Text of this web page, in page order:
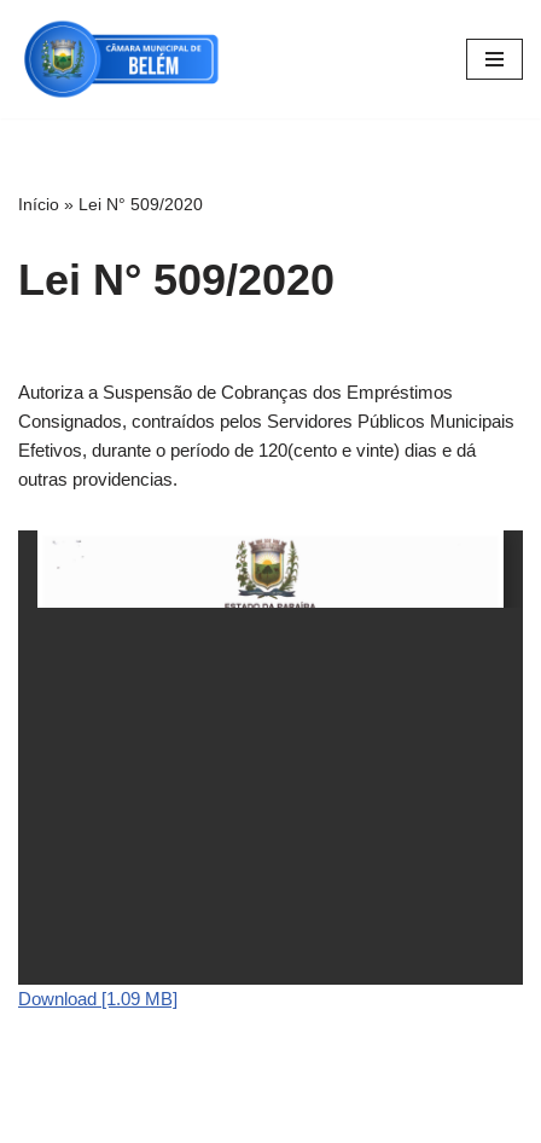
Pular
para
Início » Lei N° 509/2020
Lei N° 509/2020
Autoriza a Suspensão de Cobranças dos Empréstimos
Consignados, contraídos pelos Servidores Públicos Municipais
Efetivos, durante o período de 120(cento e vinte) dias e dá
outras providencias.
Download [1.09 MB]